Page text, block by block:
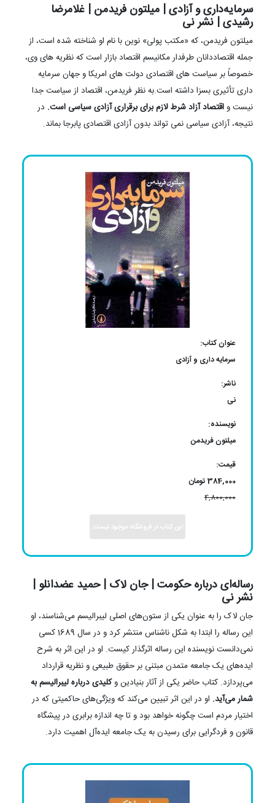
سرمایه‌داری و آزادی | میلتون فریدمن | غلامرضا
رشیدی | نشر نی
میلتون فریدمن، که «مکتب پولی» نوین با نام او شناخته شده است، از
جمله اقتصاددانان طرفدار مکانیسم اقتصاد بازار است که نظریه های وی،
خصوصاً بر سیاست های اقتصادی دولت های امریکا و جهان سرمایه
داری تأثیری بسزا داشته است.به نظر فریدمن، اقتصاد از سیاست جدا
نیست و اقتصاد آزاد شرط لازم برای برقراری آزادی سیاسی است. در
نتیجه، آزادی سیاسی نمی تواند بدون آزادی اقتصادی پابرجا بماند.
عنوان کتاب:
سرمایه داری و آزادی
ناشر:
نی
نویسنده:
میلتون فریدمن
قیمت:
384,000 تومان
4,800,000
این کتاب در فروشگاه موجود نیست.
رساله‌ای درباره حکومت | جان لاک | حمید عضدانلو |
نشر نی
جان لاک را به عنوان یکی از ستون‌های اصلی لیبرالیسم می‌شناسند، او
این رساله را ابتدا به شکل ناشناس منتشر کرد و در سال 1689 کسی
نمی‌دانست نویسنده این رساله اثرگذار کیست. او در این اثر به شرح
ایده‌های یک جامعه متمدن مبتنی بر حقوق طبیعی و نظریه قرارداد
می‌پردازد. کتاب حاضر یکی از آثار بنیادین وکلیدی درباره لیبرالیسم به
شمار می‌آید. او در این اثر تبیین می‌کند که ویژگی‌های حاکمیتی که در
اختیار مردم است چگونه خواهد بود و تا چه اندازه برابری در پیشگاه
قانون و فردگرایی برای رسیدن به یک جامعه ایده‌آل اهمیت دارد.